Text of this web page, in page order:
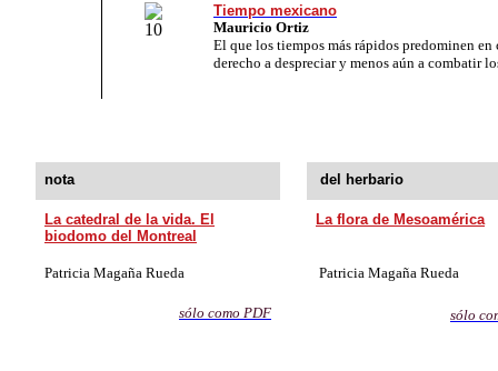
Tiempo mexicano
Mauricio Ortiz
El que los tiempos más rápidos predominen en
derecho a despreciar y menos aún a combatir
nota del herbario
La catedral de la vida. El
biodomo del Montreal
La flora de Mesoamérica
Patricia Magaña Rueda Patricia Magaña Rueda
sólo como PDF sólo